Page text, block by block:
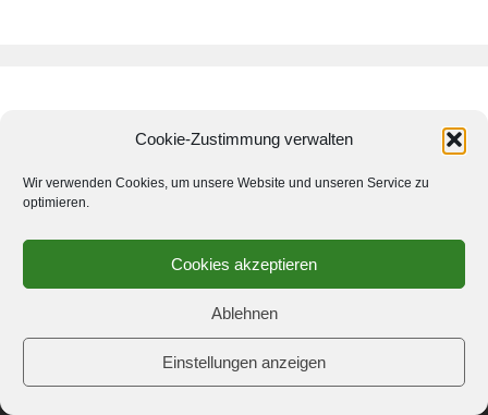
Cookie-Zustimmung verwalten
Wir verwenden Cookies, um unsere Website und unseren Service zu
optimieren.
Cookies akzeptieren
Ablehnen
Einstellungen anzeigen